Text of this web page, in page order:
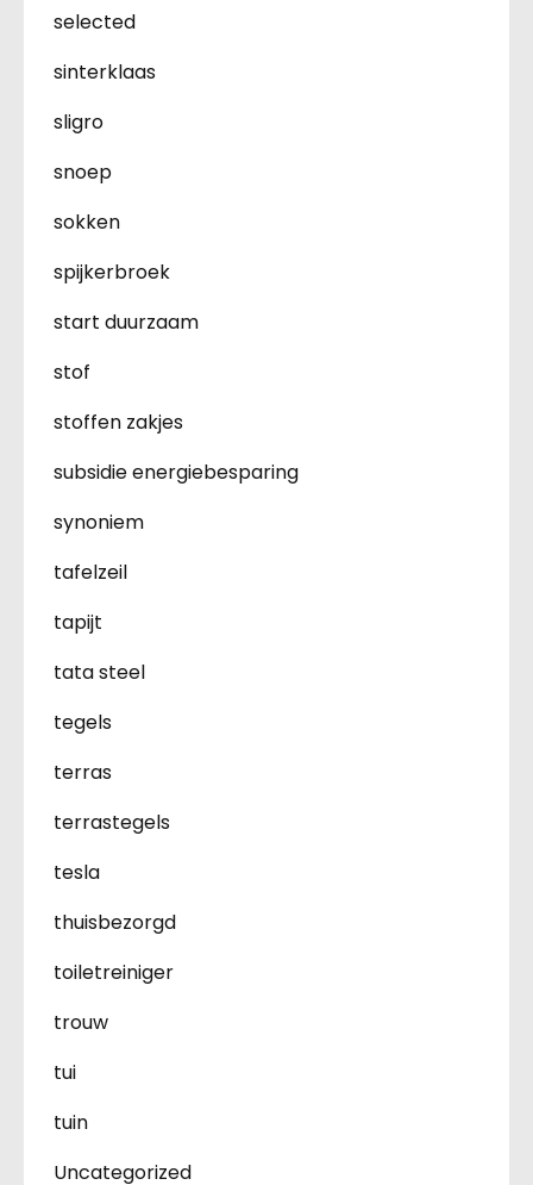
selected
sinterklaas
sligro
snoep
sokken
spijkerbroek
start duurzaam
stof
stoffen zakjes
subsidie energiebesparing
synoniem
tafelzeil
tapijt
tata steel
tegels
terras
terrastegels
tesla
thuisbezorgd
toiletreiniger
trouw
tui
tuin
Uncategorized